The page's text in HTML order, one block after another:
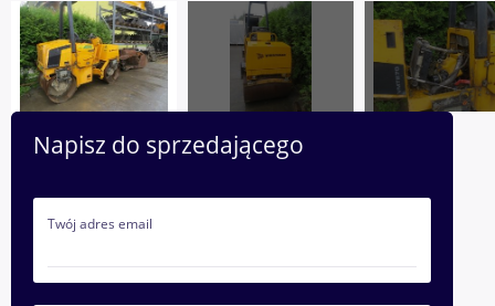
Napisz do sprzedającego
Twój adres email